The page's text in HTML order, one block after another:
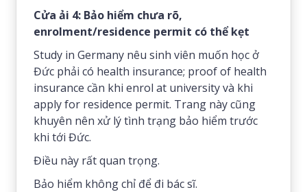
Cửa ải 4: Bảo hiểm chưa rõ,
enrolment/residence permit có thể kẹt
Study in Germany nêu sinh viên muốn học ở
Đức phải có health insurance; proof of health
insurance cần khi enrol at university và khi
apply for residence permit. Trang này cũng
khuyên nên xử lý tình trạng bảo hiểm trước
khi tới Đức.
Điều này rất quan trọng.
Bảo hiểm không chỉ để đi bác sĩ.